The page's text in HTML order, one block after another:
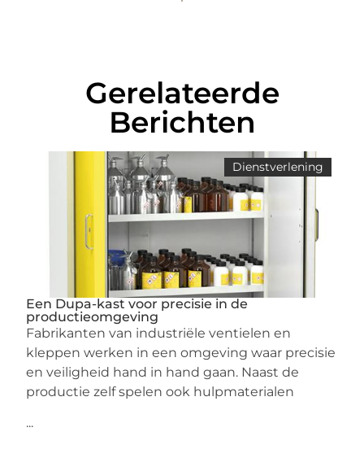
Gerelateerde
Berichten
Dienstverlening
Een Dupa-kast voor precisie in de
productieomgeving
Fabrikanten van industriële ventielen en
kleppen werken in een omgeving waar precisie
en veiligheid hand in hand gaan. Naast de
productie zelf spelen ook hulpmaterialen
...